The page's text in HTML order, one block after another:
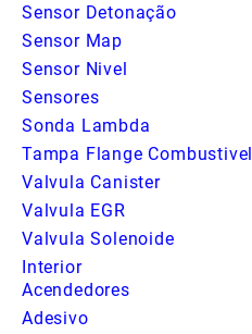
Sensor Detonação
Sensor Map
Sensor Nivel
Sensores
Sonda Lambda
Tampa Flange Combustivel
Valvula Canister
Valvula EGR
Valvula Solenoide
Interior
Acendedores
Adesivo